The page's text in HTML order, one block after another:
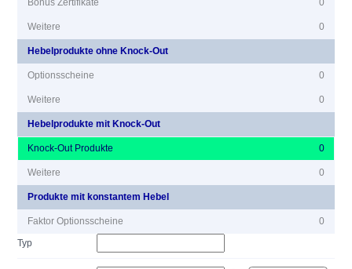
Bonus Zertifikate 0
Weitere 0
Hebelprodukte ohne Knock-Out
Optionsscheine 0
Weitere 0
Hebelprodukte mit Knock-Out
Knock-Out Produkte 0
Weitere 0
Produkte mit konstantem Hebel
Faktor Optionsscheine
0
Typ